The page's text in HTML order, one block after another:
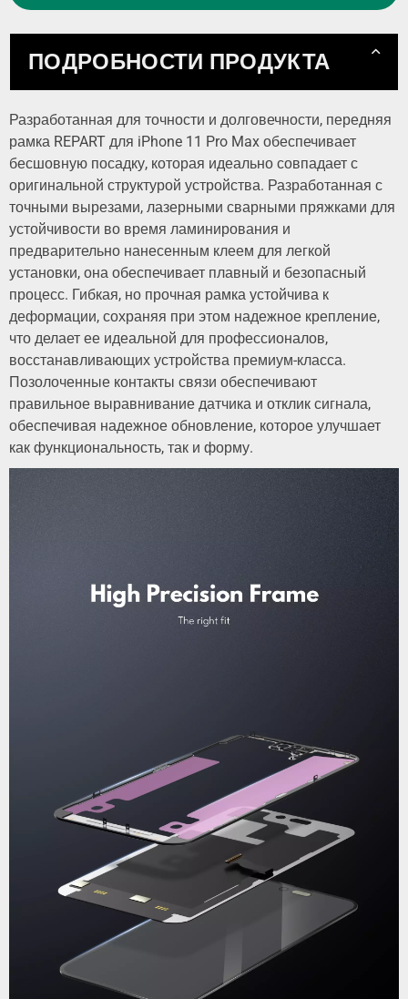
ПОДРОБНОСТИ ПРОДУКТА
Разработанная для точности и долговечности, передняя
рамка REPART для iPhone 11 Pro Max обеспечивает
бесшовную посадку, которая идеально совпадает с
оригинальной структурой устройства. Разработанная с
точными вырезами, лазерными сварными пряжками для
устойчивости во время ламинирования и
предварительно нанесенным клеем для легкой
установки, она обеспечивает плавный и безопасный
процесс. Гибкая, но прочная рамка устойчива к
деформации, сохраняя при этом надежное крепление,
что делает ее идеальной для профессионалов,
восстанавливающих устройства премиум-класса.
Позолоченные контакты связи обеспечивают
правильное выравнивание датчика и отклик сигнала,
обеспечивая надежное обновление, которое улучшает
как функциональность, так и форму.